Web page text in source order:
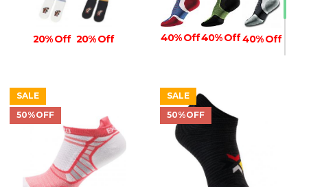
20% Off 20% Off 40% Off40% Off40% Off
40% Off
SALE
50%OFF
SALE
50%OFF